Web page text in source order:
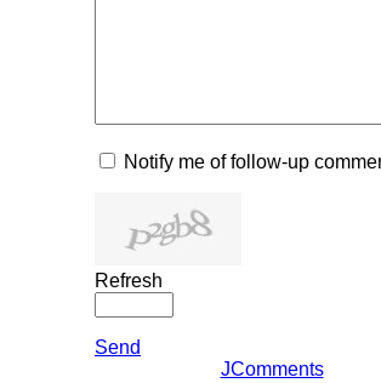
Notify me of follow-up
Refresh
Send
JComments